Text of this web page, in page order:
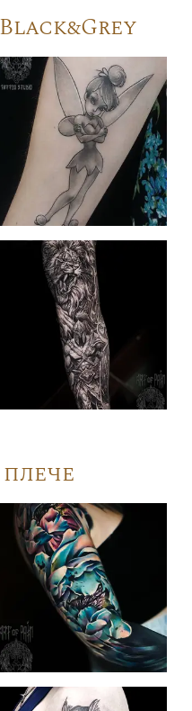
Black&Grey